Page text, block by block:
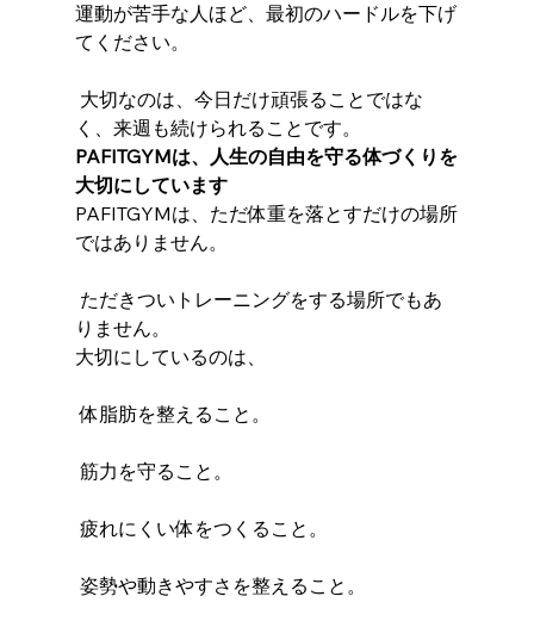
運動が苦手な人ほど、最初のハードルを下げ
てください。
く、来週も続けられることです。
PAFITGYMは、人生の自由を守る体づくりを
大切にしています
PAFITGYMは、ただ体重を落とすだけの場所
ではありません。
りません。
大切にしているのは、
体脂肪を整えること。
筋力を守ること。
疲れにくい体をつくること。
姿勢や動きやすさを整えること。